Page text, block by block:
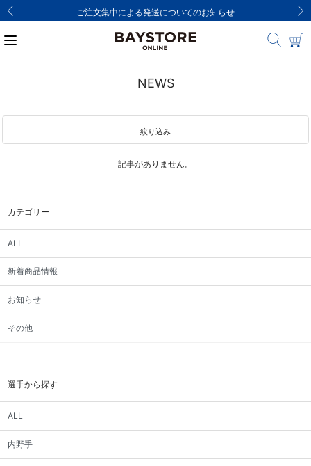
ご注文集中による発送についてのお知らせ
カテゴリー
ALL
新着商品情報
お知らせ
その他
選手から探す
ALL
内野手
NEWS
絞り込み
記事がありません。